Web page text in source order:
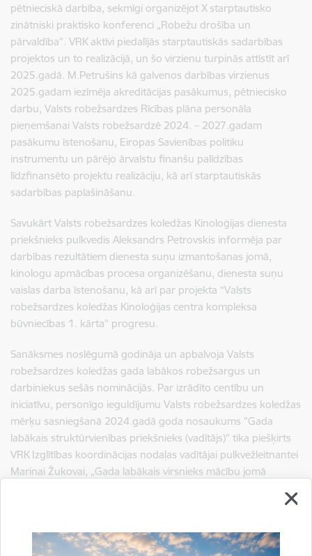
pētnieciskā darbība, sekmīgi organizējot X starptautisko
zinātniski praktisko konferenci „Robežu drošība un
pārvaldība”. VRK aktīvi piedalījās starptautiskās sadarbības
projektos un to realizācijā, un šo virzienu turpinās attīstīt arī
2025.gadā. M.Petrušins kā galvenos darbības virzienus
2025.gadam iezīmēja akreditācijas pasākumus, pētniecisko
darbu, Valsts robežsardzes Rīcības plāna personāla
pieņemšanai Valsts robežsardzē 2024. – 2027.gadam
pasākumu īstenošanu, Eiropas Savienības politiku
instrumentu un pārējo ārvalstu finanšu palīdzības
līdzfinansēto projektu realizāciju, kā arī starptautiskās
sadarbības paplašināšanu.
Savukārt Valsts robežsardzes koledžas Kinoloģijas dienesta
priekšnieks pulkvedis Aleksandrs Petrovskis informēja par
darbības rezultātiem dienesta suņu izmantošanas jomā,
kinologu apmācības procesa organizēšanu, dienesta suņu
vaislas darba īstenošanu, kā arī par projekta “Valsts
robežsardzes koledžas Kinoloģijas centra kompleksa
būvniecības 1. kārta” progresu.
Sanāksmes noslēgumā godināja un apbalvoja Valsts
robežsardzes koledžas gada labākos robežsargus un
darbiniekus sešās nominācijās. Par izrādīto centību un
iniciatīvu, personīgo ieguldījumu Valsts robežsardzes koledžas
mērķu sasniegšanā 2024.gadā goda nosaukums ”Gada
labākais struktūrvienības priekšnieks (vadītājs)” tika piešķirts
VRK Izglītības koordinācijas nodaļas vadītājai pulkvežleitnantei
Marinai Žukovai, „Gada labākais virsnieks mācību jomā
sagatavošanas priekšmetu katedras inspektoram seržantam